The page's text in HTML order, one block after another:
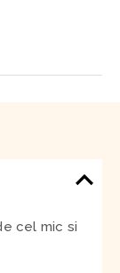
cel mic si